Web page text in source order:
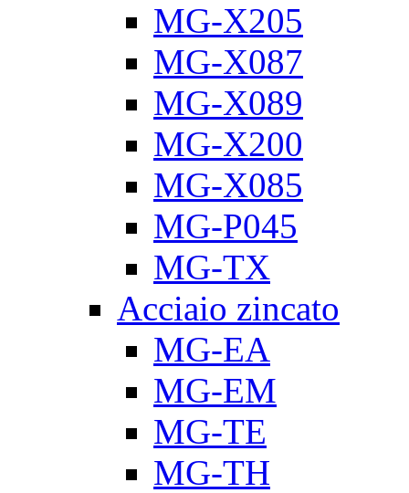
MG-X205
MG-X087
MG-X089
MG-X200
MG-X085
MG-P045
MG-TX
Acciaio zincato
MG-EA
MG-EM
MG-TE
MG-TH